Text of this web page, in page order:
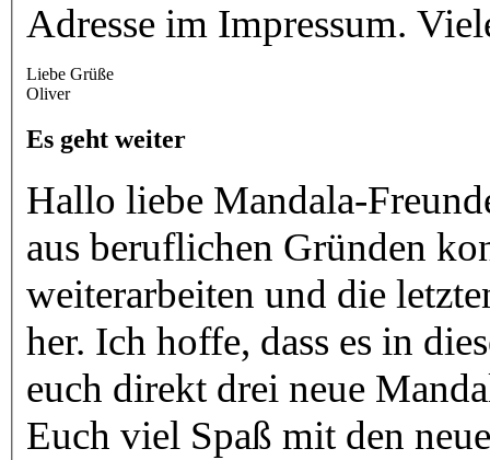
Liebe Grüße
Oliver
Es geht weiter
Hallo liebe Mandala-
aus beruflichen Gründen
weiterarbeiten und die
her. Ich hoffe, dass es in diesem Jahr besser wird und habe
euch direkt drei neue
Euch viel Spaß mit den